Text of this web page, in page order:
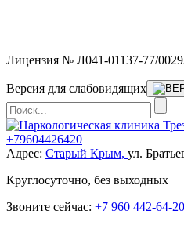
Лицензия № Л041-01137-77/
Версия для слабовидящих
+79604426420
Адрес: Старый Крым, ул.
Круглосуточно, без выходных
Звоните сейчас: +7 960 442-64-20